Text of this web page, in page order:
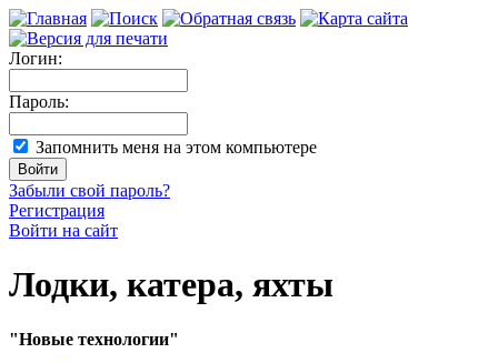
Логин:
Пароль:
Запомнить меня на этом компьютере
Забыли свой пароль?
Регистрация
Войти на сайт
Лодки, катера, яхты
"Новые технологии"